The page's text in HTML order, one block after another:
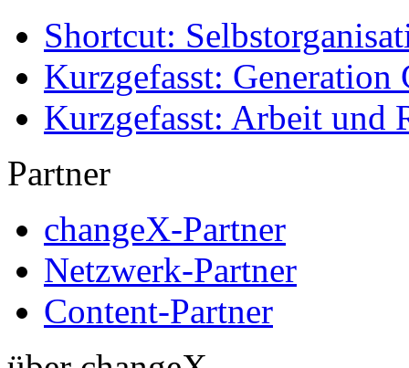
Shortcut:
Kurzgefasst: Generation
Kurzgefasst: Arbeit und
Partner
changeX-Partner
Netzwerk-Partner
Content-Partner